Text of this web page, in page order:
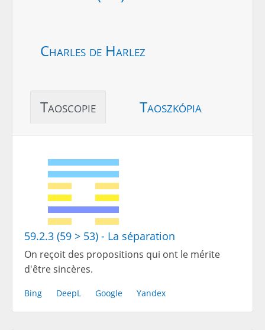
Charles de Harlez
Taoscopie Taoszkópia
59.2.3 (59 > 53) - La séparation
On reçoit des propositions qui ont le mérite
d'être sincères.
Bing DeepL Google Yandex